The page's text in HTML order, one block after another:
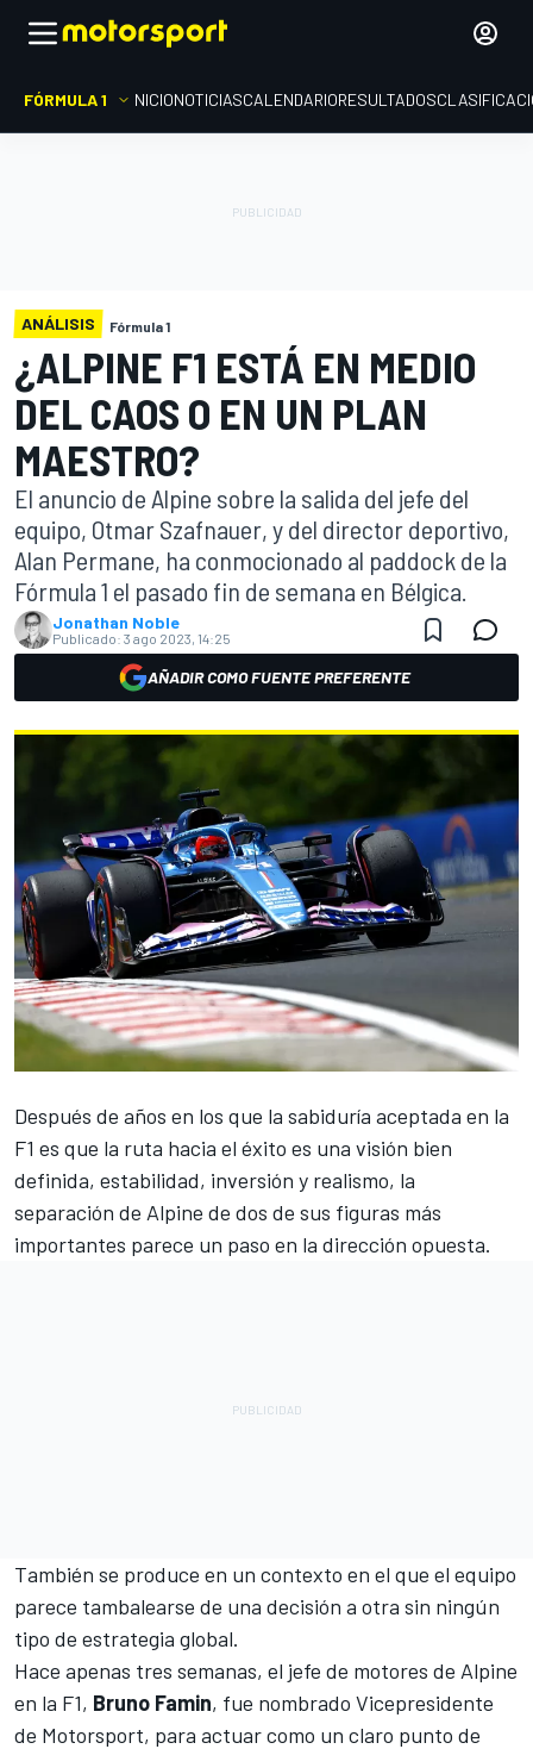
FÓRMULA 1 INICIONOTICIASCALENDARIORESULTADOS
ANÁLISIS Fórmula 1
¿ALPINE F1 ESTÁ EN MEDIO
DEL CAOS O EN UN PLAN
MAESTRO?
El anuncio de Alpine sobre la salida del jefe del
equipo, Otmar Szafnauer, y del director deportivo,
Alan Permane, ha conmocionado al paddock de la
Fórmula 1 el pasado fin de semana en Bélgica.
Jonathan Noble
Publicado: 3 ago 2023, 14:25
AÑADIR COMO FUENTE PREFERENTE
Después de años en los que la sabiduría aceptada en la
F1 es que la ruta hacia el éxito es una visión bien
definida, estabilidad, inversión y realismo, la
separación de Alpine de dos de sus figuras más
importantes parece un paso en la dirección opuesta.
También se produce en un contexto en el que el equipo
parece tambalearse de una decisión a otra sin ningún
tipo de estrategia global.
Hace apenas tres semanas, el jefe de motores de Alpine
en la F1, Bruno Famin, fue nombrado Vicepresidente
de Motorsport, para actuar como un claro punto de